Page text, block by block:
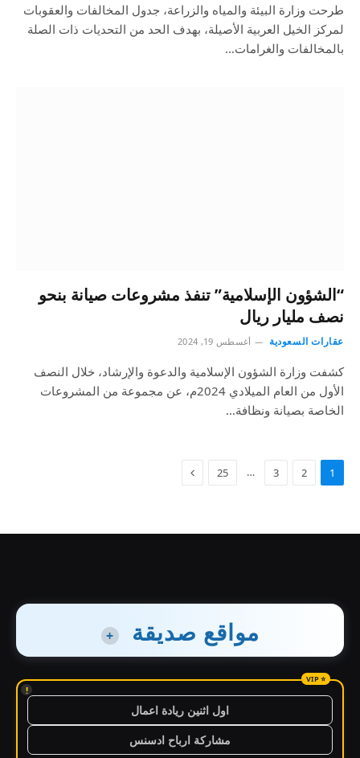
طرحت وزارة البيئة والمياه والزراعة، جدول المخالفات والعقوبات
لمركز الخيل العربية الأصيلة، بهدف الحد من التحديات ذات الصلة
بالمخالفات والغرامات…
“الشؤون الإسلامية” تنفذ مشروعات صيانة بنحو
نصف مليار ريال
عقارات السعودية أغسطس 19, 2024
كشفت وزارة الشؤون الإسلامية والدعوة والإرشاد، خلال النصف
الأول من العام الميلادي 2024م، عن مجموعة من المشروعات
الخاصة بصيانة ونظافة…
1
2
3
…
25
مواقع صديقة +
!
اول اثنين ريادة اعمال
مشاركة ارباح ادسنس